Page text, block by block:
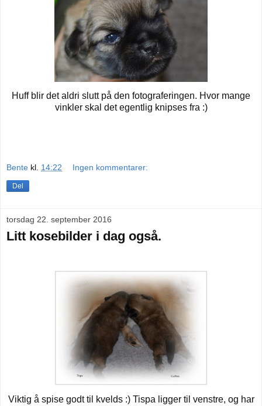
Huff blir det aldri slutt på den fotograferingen. Hvor mange
vinkler skal det egentlig knipses fra :)
Bente kl. 14:22 Ingen kommentarer:
Del
torsdag 22. september 2016
Litt kosebilder i dag også.
Viktig å spise godt til kvelds :) Tispa ligger til venstre, og har